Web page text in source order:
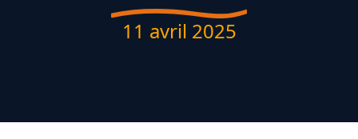
11 avril 2025